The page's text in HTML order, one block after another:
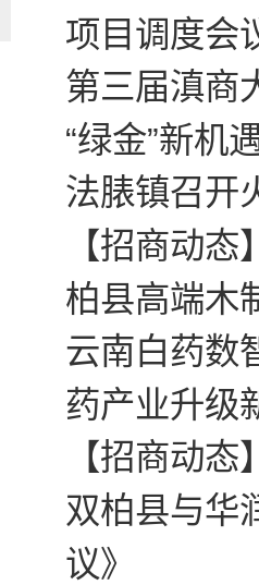
项目调度会
第三届滇商
“绿金”新机
法脿镇召开
【招商动
柏县高端木
云南白药数
药产业升级
【招商动
双柏县与华
议》